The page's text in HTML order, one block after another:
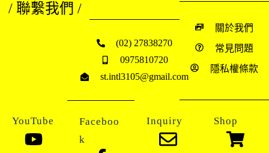
/ 聯繫我們 /
(02) 27838270
0975810720
st.intl3105@gmail.com
關於我們
常見問題
隱私權條款
YouTube
Faceboo
k
Inquiry Shop